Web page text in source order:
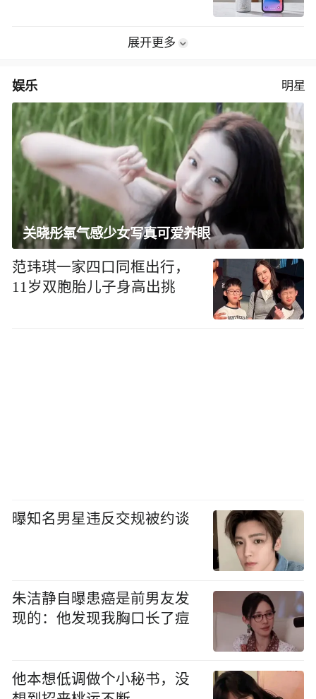
展开更多
娱乐 明星
关晓彤氧气感少女写真可爱养眼
范玮琪一家四口同框出行，
11岁双胞胎儿子身高出挑
曝知名男星违反交规被约谈
朱洁静自曝患癌是前男友发
现的：他发现我胸口长了痘
他本想低调做个小秘书，没